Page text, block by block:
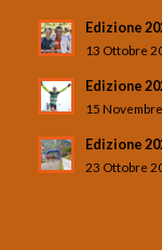
Edizione
13 Ottobre
Edizione
15
Edizione
23 Ottobre